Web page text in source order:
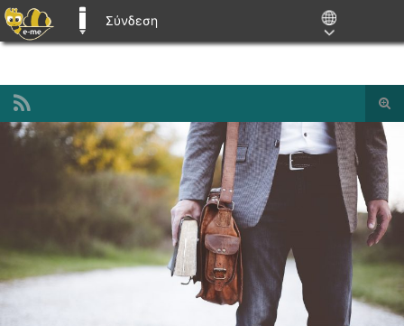
E-ME BLOGS
Σύνδεση
Search for: